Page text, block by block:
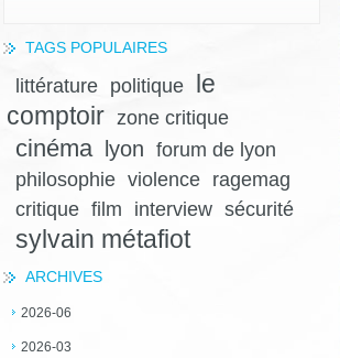
TAGS POPULAIRES
littérature politique
le
comptoir zone critique
cinéma lyon forum de lyon
philosophie violence
ragemag
critique film interview sécurité
sylvain métafiot
ARCHIVES
2026-06
2026-03